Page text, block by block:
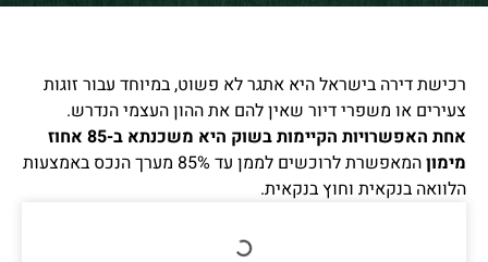
רכישת דירה בישראל היא אתגר לא פשוט, במיוחד עבור זוגות
צעירים או משפרי דיור שאין להם את ההון העצמי הנדרש.
אחת האפשרויות הקיימות בשוק היא משכנתא ב-85 אחוז
מימון
המאפשרת לרוכשים לממן עד 85% מערך הנכס באמצעות
הלוואה בנקאית וחוץ בנקאית.